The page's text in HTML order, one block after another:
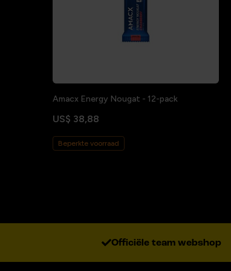
Amacx Energy Nougat - 12-pack
US$ 38,88
Beperkte voorraad
Officiële team webshop